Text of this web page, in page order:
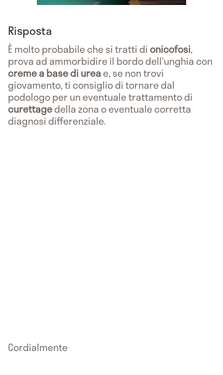
Risposta
È molto probabile che si tratti dionicofosi,
prova ad ammorbidire il bordo dell'unghia con
creme a base di ureae, se non trovi
giovamento, ti consiglio di tornare dal
podologo per un eventuale trattamento di
curettagedella zona o eventuale corretta
diagnosi differenziale.
Cordialmente